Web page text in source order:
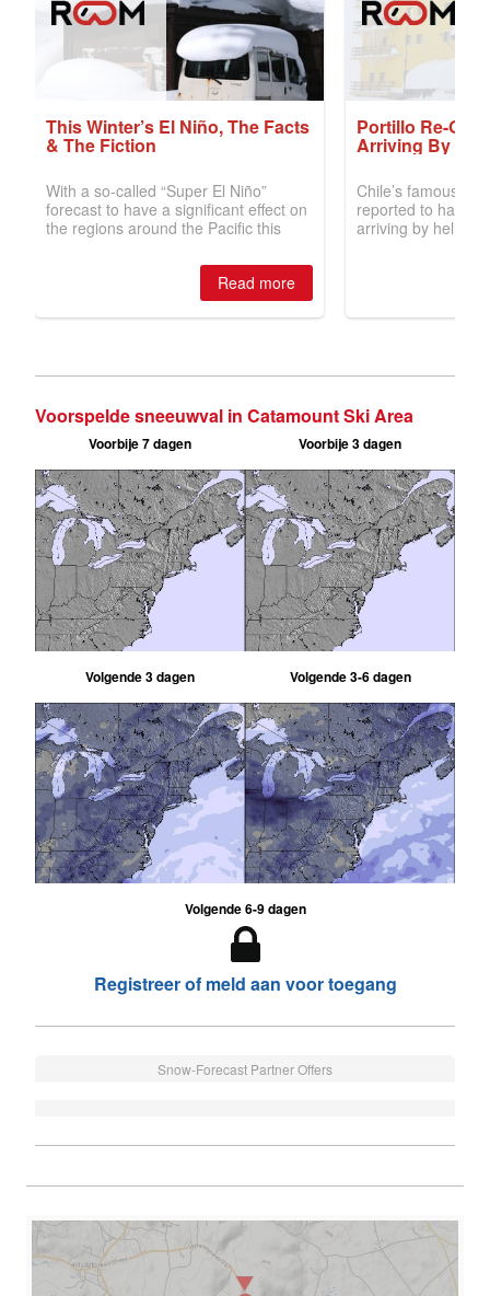
Voorspelde sneeuwval in Catamount Ski Area
Voorbije 7 dagen Voorbije 3 dagen
Volgende 3 dagen Volgende 3-6 dagen
Volgende 6-9 dagen
Registreer of meld aan voor toegang
Snow-Forecast Partner Offers